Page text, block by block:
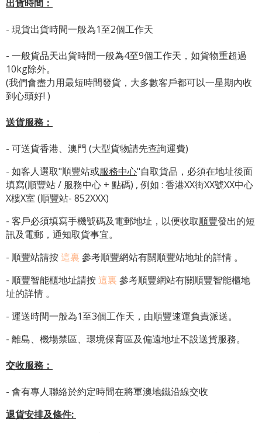
出貨時間：
- 現貨出貨時間一般為1至2個工作天
- 一般貨品天出貨時間一般為4至9個工作天，如貨物重超過
10kg除外。
(我們會盡力用最短時間發貨，大多數客戶都可以一星期內收
到心頭好! )
送貨服務：
- 可送貨香港、澳門 (大型貨物請先查詢運費)
- 如客人選取"順豐站或服務中心"自取貨品，必須在地址後面
填寫(順豐站 / 服務中心 + 點碼) , 例如 : 香港XX街XX號XX中心
X樓X室 (順豐站- 852XXX)
- 客戶必須填寫手機號碼及電郵地址，以便收取順豐發出的短
訊及電郵，通知取貨事宜。
- 順豐站請按這裏 參考順豐網站有關順豐站地址的詳情 。
- 順豐智能櫃地址請按這裏 參考順豐網站有關順豐智能櫃地
址的詳情 。
- 運送時間一般為1至3個工作天，由順豐速運負責派送。
- 離島、機場禁區、環境保育區及偏遠地址不設送貨服務。
交收服務：
- 會有專人聯絡於約定時間在將軍澳地鐵沿線交收
退貨安排及條件: